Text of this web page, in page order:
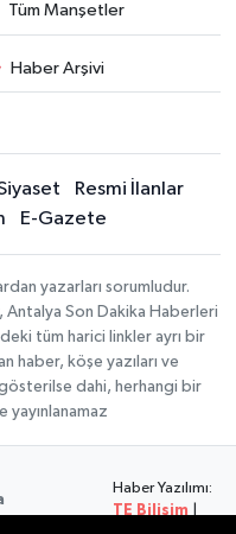
Tüm Manşetler
Haber Arşivi
Resmi İlanlar
E-Gazete
yazarları sorumludur.
Antalya Son Dakika Haberleri
tüm harici linkler ayrı bir
haber, köşe yazıları ve
dahi, herhangi bir
yayınlanamaz
Haber Yazılımı:
TE Bilişim